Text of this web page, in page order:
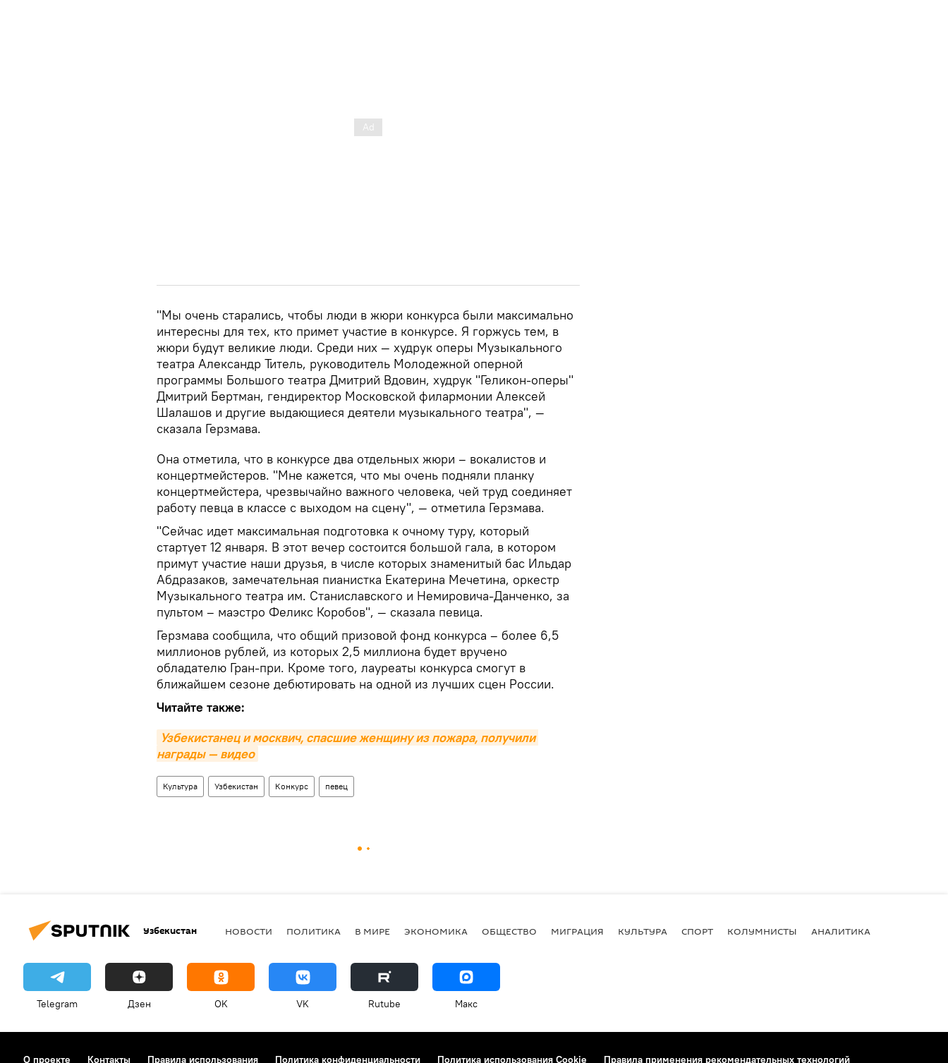
"Мы очень старались, чтобы люди в жюри конкурса были максимально
интересны для тех, кто примет участие в конкурсе. Я горжусь тем, в
жюри будут великие люди. Среди них — худрук оперы Музыкального
театра Александр Титель, руководитель Молодежной оперной
программы Большого театра Дмитрий Вдовин, худрук "Геликон-оперы"
Дмитрий Бертман, гендиректор Московской филармонии Алексей
Шалашов и другие выдающиеся деятели музыкального театра", —
сказала Герзмава.
Она отметила, что в конкурсе два отдельных жюри – вокалистов и
концертмейстеров. "Мне кажется, что мы очень подняли планку
концертмейстера, чрезвычайно важного человека, чей труд соединяет
работу певца в классе с выходом на сцену", — отметила Герзмава.
"Сейчас идет максимальная подготовка к очному туру, который
стартует 12 января. В этот вечер состоится большой гала, в котором
примут участие наши друзья, в числе которых знаменитый бас Ильдар
Абдразаков, замечательная пианистка Екатерина Мечетина, оркестр
Музыкального театра им. Станиславского и Немировича-Данченко, за
пультом – маэстро Феликс Коробов", — сказала певица.
Герзмава сообщила, что общий призовой фонд конкурса – более 6,5
миллионов рублей, из которых 2,5 миллиона будет вручено
обладателю Гран-при. Кроме того, лауреаты конкурса смогут в
ближайшем сезоне дебютировать на одной из лучших сцен России.
Читайте также:
Узбекистанец и москвич, спасшие женщину из пожара, получили
награды — видео
Культура Узбекистан Конкурс певец
Узбекистан НОВОСТИ ПОЛИТИКА В МИРЕ ЭКОНОМИКА ОБЩЕСТВО МИГРАЦИЯ КУЛЬТУРА СПОРТ КОЛУМНИСТЫ АНАЛИТИКА
Telegram Дзен OK VK Rutube Макс
О проекте Контакты Правила использования Политика конфиденциальности Политика использования Cookie Правила применения рекомендательных технологий